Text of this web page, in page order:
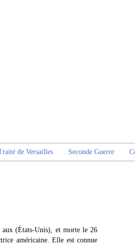
de Versailles Seconde Guerre
(États-Unis), et morte le 26
américaine. Elle est connue